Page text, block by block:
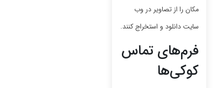
مکان را از تصاویر در وب
سایت دانلود و استخراج کنند.
فرم‌های تماس
کوکی‌ها